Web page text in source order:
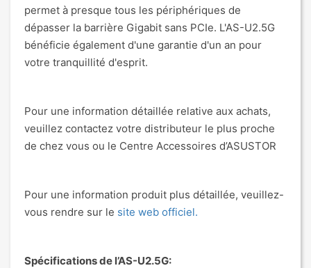
permet à presque tous les périphériques de
dépasser la barrière Gigabit sans PCIe. L'AS-U2.5G
bénéficie également d'une garantie d'un an pour
votre tranquillité d'esprit.
Pour une information détaillée relative aux achats,
veuillez contactez votre distributeur le plus proche
de chez vous ou le Centre Accessoires d’ASUSTOR
Pour une information produit plus détaillée, veuillez-
vous rendre sur le site web officiel.
Spécifications de l’AS-U2.5G: